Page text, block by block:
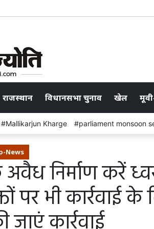
राजस्थान विधानसभा चुनाव खेल
Mallikarjun Kharge parliament monsoon
News
अवैध निर्माण करें
पर भी कार्रवाई